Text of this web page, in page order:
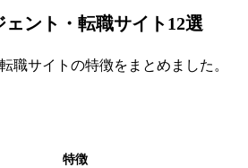
ント・転職サイト12選
職サイトの特徴をまとめました。
特徴